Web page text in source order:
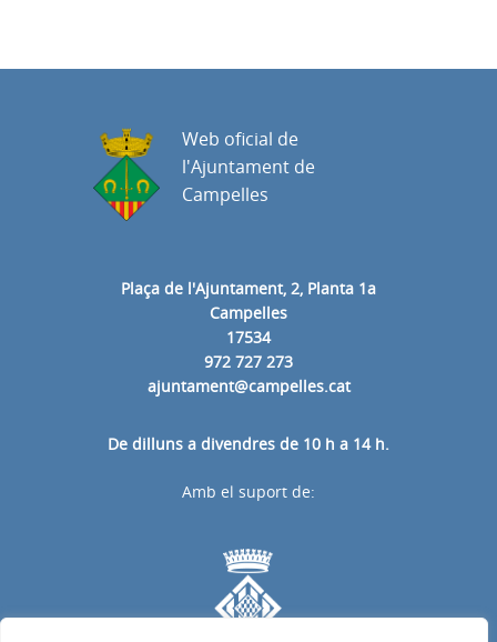
Plaça de l'Ajuntament, 2, Planta 1a
Campelles
17534
972 727 273
ajuntament@campelles.cat
De dilluns a divendres de 10 h a 14 h.
Web oficial de
l'Ajuntament de
Campelles
Amb el suport de: